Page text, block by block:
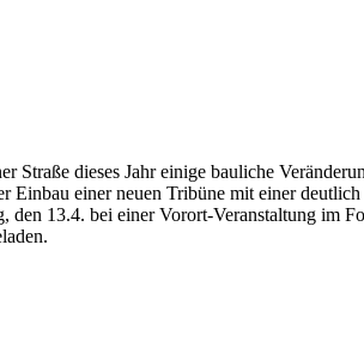
Straße dieses Jahr einige bauliche
einer neuen Tribüne mit einer
13.4. bei einer Vorort-Veranstaltung im